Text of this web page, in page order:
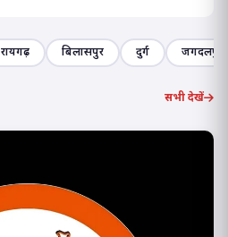
रायगढ़ बिलासपुर दुर्ग जगदलपुर
सभी देखें